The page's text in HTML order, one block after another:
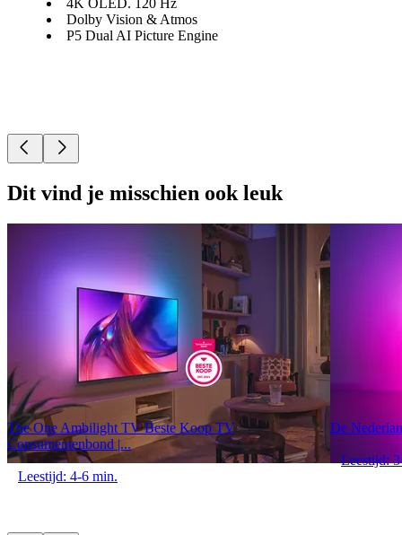
Dolby Vision & Atmos
P5 Dual AI Picture Engine
Dit vind je misschien ook leuk
The One Ambilight TV Beste Koop TV
Consumentenbond |...
Leestijd: 4-6 min.
De
Leestijd: